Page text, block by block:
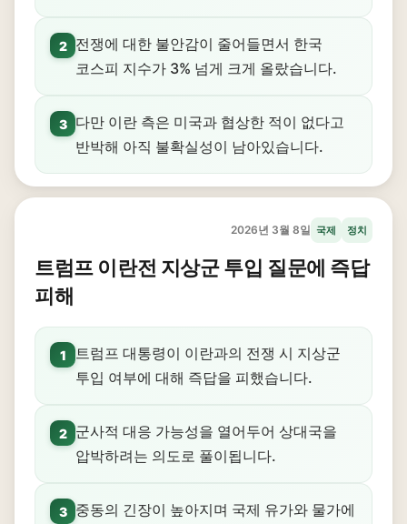
2
전쟁에 대한 불안감이 줄어들면서 한국
코스피 지수가 3% 넘게 크게 올랐습니다.
3
다만 이란 측은 미국과 협상한 적이 없다고
반박해 아직 불확실성이 남아있습니다.
2026년 3월 8일 국제 정치
트럼프 이란전 지상군 투입 질문에 즉답
피해
1
트럼프 대통령이 이란과의 전쟁 시 지상군
투입 여부에 대해 즉답을 피했습니다.
2
군사적 대응 가능성을 열어두어 상대국을
압박하려는 의도로 풀이됩니다.
3
중동의 긴장이 높아지며 국제 유가와 물가에